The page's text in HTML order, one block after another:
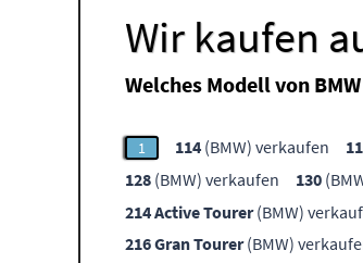
Wir kaufen
Welches Modell von
1 114 (BMW) verkaufen
128 (BMW) verkaufen 130
214 Active Tourer(BMW)
216 Gran Tourer(BMW)